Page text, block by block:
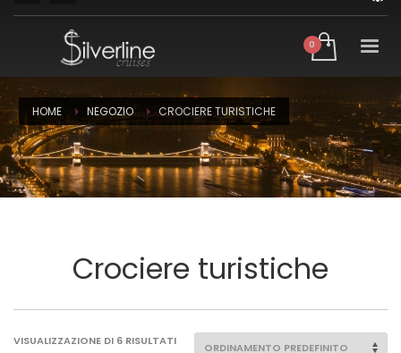
HOME NEGOZIO CROCIERE TURISTICHE
Crociere turistiche
VISUALIZZAZIONE DI 6 RISULTATI